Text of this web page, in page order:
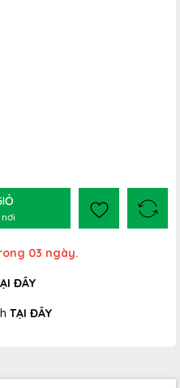
03 ngày.
ĐÂY
TẠI ĐÂY